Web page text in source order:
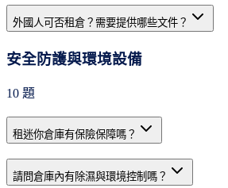
外國人可否租倉？需要提供哪些文件？
安全防護與環境設備
10 題
租迷你倉庫有保險保障嗎？
請問倉庫內有除濕與環境控制嗎？